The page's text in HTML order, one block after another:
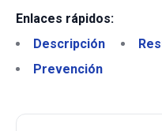
Enlaces rápidos:
Descripción
Prevención